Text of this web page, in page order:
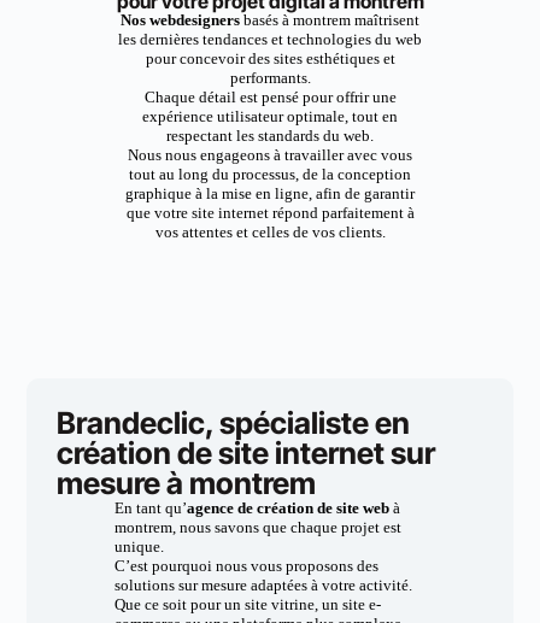
Nos webdesigners basés à montrem maîtrisent
les dernières tendances et technologies du web
pour concevoir des sites esthétiques et
performants.
Chaque détail est pensé pour offrir une
expérience utilisateur optimale, tout en
respectant les standards du web.
Nous nous engageons à travailler avec vous
tout au long du processus, de la conception
graphique à la mise en ligne, afin de garantir
que votre site internet répond parfaitement à
vos attentes et celles de vos clients.
Brandeclic, spécialiste en
création de site internet sur
mesure à montrem
En tant qu’agence de création de site webà
montrem, nous savons que chaque projet est
unique.
C’est pourquoi nous vous proposons des
solutions sur mesure adaptées à votre activité.
Que ce soit pour un site vitrine, un site e-